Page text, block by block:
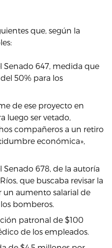
que, según la
Senado 647, medida que
50% para los
de ese proyecto en
luego ser vetado,
compañeros a un retiro
económica»,
Senado 678, de la autoría
que buscaba revisar la
un aumento salarial de
bomberos.
patronal de $100
de los empleados.